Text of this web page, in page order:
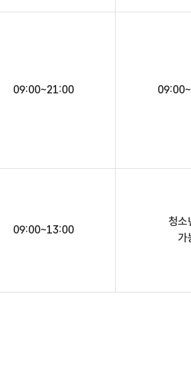
09:00~21:00
09:00~13:00
청소
가